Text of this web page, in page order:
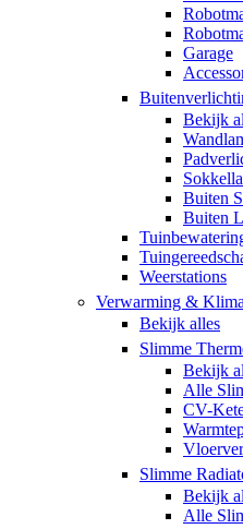
Garage
Bekijk
Buiten
Buiten
Weerstations
Verwarming &
Bekijk alles
Slimme
Bekijk
Alle
CV-
Slimme
Bekijk
Alle